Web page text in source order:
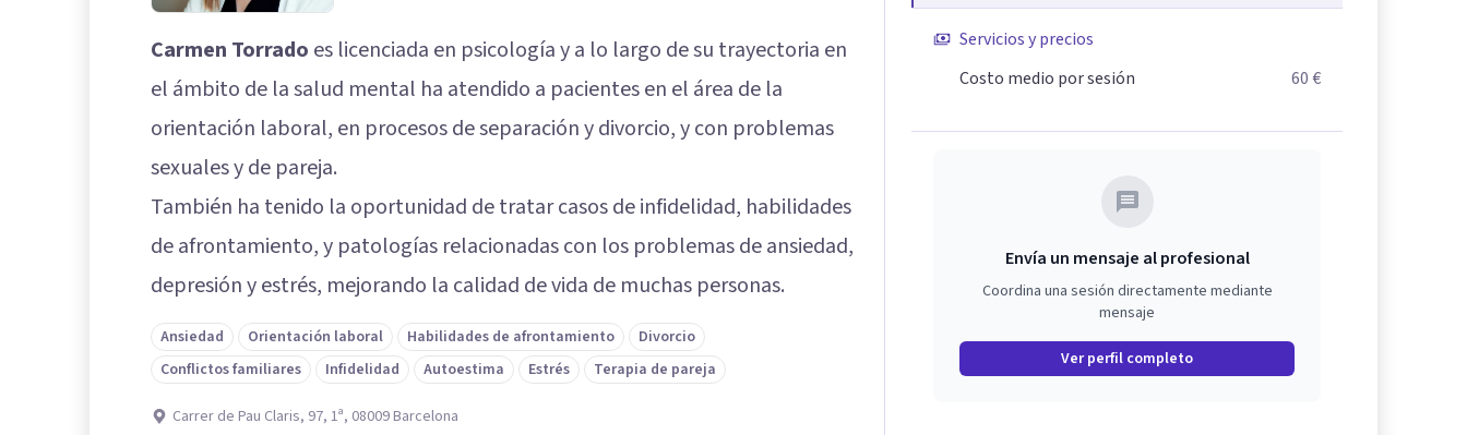
Carmen Torrado es licenciada en psicología y a lo largo de su trayectoria en
el ámbito de la salud mental ha atendido a pacientes en el área de la
orientación laboral, en procesos de separación y divorcio, y con problemas
sexuales y de pareja.
También ha tenido la oportunidad de tratar casos de infidelidad, habilidades
de afrontamiento, y patologías relacionadas con los problemas de ansiedad,
depresión y estrés, mejorando la calidad de vida de muchas personas.
Ansiedad Orientación laboral Habilidades de afrontamiento
Divorcio
Conflictos familiares
Infidelidad Autoestima Estrés Terapia de pareja
Carrer de Pau Claris, 97, 1ª, 08009 Barcelona
Servicios y precios
Costo medio por sesión
60 €
Envía un mensaje al profesional
Coordina una sesión directamente mediante
mensaje
Ver perfil completo